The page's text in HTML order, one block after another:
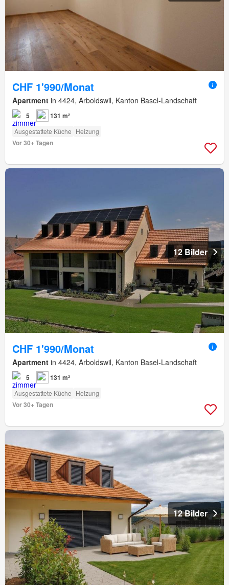
CHF 1'990/Monat
Apartment in 4424, Arboldswil, Kanton Basel-Landschaft
5 131 m²
Ausgestattete Küche Heizung
Vor 30+ Tagen
12 Bilder
CHF 1'990/Monat
Apartment in 4424, Arboldswil, Kanton Basel-Landschaft
5 131 m²
Ausgestattete Küche Heizung
Vor 30+ Tagen
12 Bilder